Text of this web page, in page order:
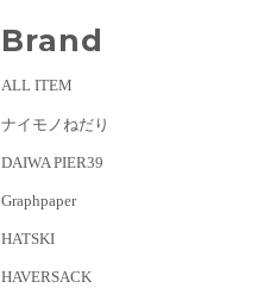
Brand
ALL ITEM
ナイモノねだり
DAIWA PIER39
Graphpaper
HATSKI
HAVERSACK